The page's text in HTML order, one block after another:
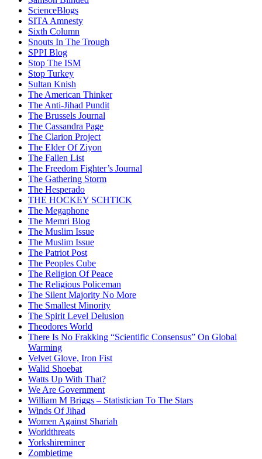
ScienceBlogs
SITA Amnesty
Sixth Column
Snouts In The Trough
SPPI Blog
Stop The ISM
Stop Turkey
Sultan Knish
The American Thinker
The Anti-Jihad Pundit
The Brussels Journal
The Cassandra Page
The Clarion Project
The Elder Of Ziyon
The Fallen List
The Freedom Fighter’s Journal
The Gathering Storm
The Hesperado
THE HOCKEY SCHTICK
The Megaphone
The Memri Blog
The Muslim Issue
The Muslim Issue
The Patriot Post
The Peoples Cube
The Religion Of Peace
The Religious Policeman
The Silent Majority No More
The Smallest Minority
The Spirit Level Delusion
Theodores World
There Is No Frakking “Scientific Consensus” On Global
Warming
Velvet Glove, Iron Fist
Walid Shoebat
Watts Up With That?
We Are Government
William M Briggs – Statistician To The Stars
Winds Of Jihad
Women Against Shariah
Worldthreats
Yorkshireminer
Zombietime